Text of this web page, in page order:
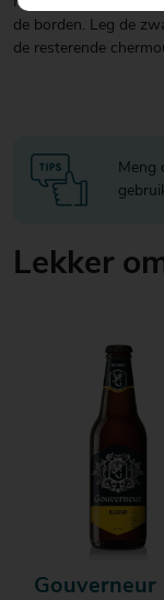
de borden. Leg de
de resterende
Meng
Lekker
Gouverneur